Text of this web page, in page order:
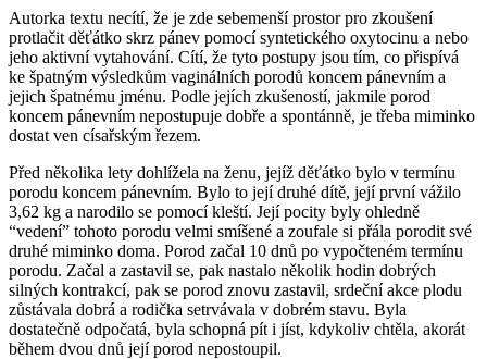
Autorka textu necítí, že je zde sebemenší prostor pro zkoušení
protlačit děťátko skrz pánev pomocí syntetického oxytocinu a nebo
jeho aktivní vytahování. Cítí, že tyto postupy jsou tím, co přispívá
ke špatným výsledkům vaginálních porodů koncem pánevním a
jejich špatnému jménu. Podle jejích zkušeností, jakmile porod
koncem pánevním nepostupuje dobře a spontánně, je třeba miminko
dostat ven císařským řezem.
Před několika lety dohlížela na ženu, jejíž děťátko bylo v termínu
porodu koncem pánevním. Bylo to její druhé dítě, její první vážilo
3,62 kg a narodilo se pomocí kleští. Její pocity byly ohledně
“vedení” tohoto porodu velmi smíšené a zoufale si přála porodit své
druhé miminko doma. Porod začal 10 dnů po vypočteném termínu
porodu. Začal a zastavil se, pak nastalo několik hodin dobrých
silných kontrakcí, pak se porod znovu zastavil, srdeční akce plodu
zůstávala dobrá a rodička setrvávala v dobrém stavu. Byla
dostatečně odpočatá, byla schopná pít i jíst, kdykoliv chtěla, akorát
během dvou dnů její porod nepostoupil.